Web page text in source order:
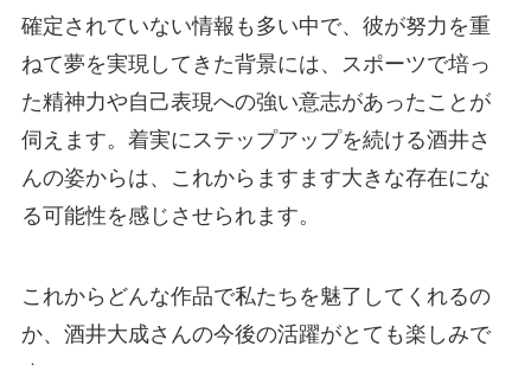
確定されていない情報も多い中で、彼が努力を重
ねて夢を実現してきた背景には、スポーツで培っ
た精神力や自己表現への強い意志があったことが
伺えます。着実にステップアップを続ける酒井さ
んの姿からは、これからますます大きな存在にな
る可能性を感じさせられます。
これからどんな作品で私たちを魅了してくれるの
か、酒井大成さんの今後の活躍がとても楽しみで